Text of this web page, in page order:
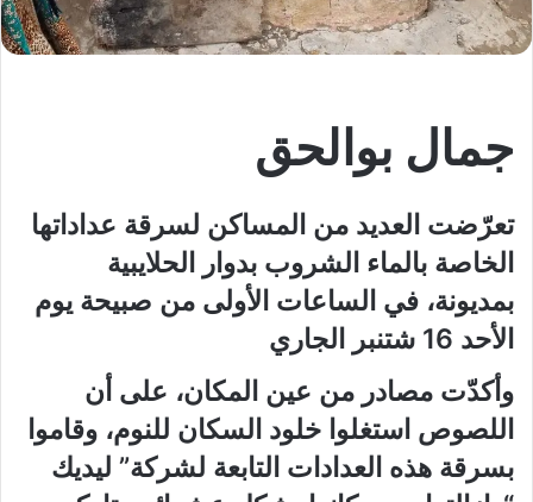
جمال بوالحق
تعرّضت العديد من المساكن لسرقة عداداتها
الخاصة بالماء الشروب بدوار الحلايبية
بمديونة، في الساعات الأولى من صبيحة يوم
الأحد 16 شتنبر الجاري
وأكدّت مصادر من عين المكان، على أن
اللصوص استغلوا خلود السكان للنوم، وقاموا
بسرقة هذه العدادات التابعة لشركة” ليديك